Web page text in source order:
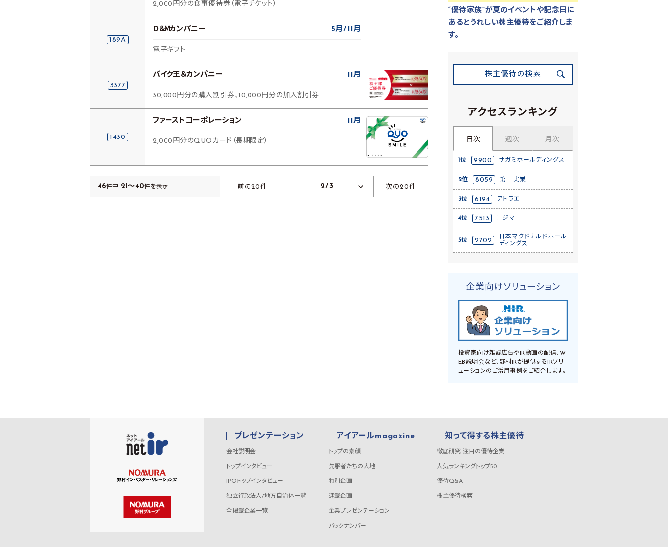
2,000円分の食事優待券（電子チケット）
189A
Ｄ＆Ｍカンパニー 5月 11月
電子ギフト
3377
バイク王＆カンパニー 11月
30,000円分の購入割引券、10,000円分の加入割引券
1430
ファーストコーポレーション 11月
2,000円分のQUOカード（長期限定）
46件中 21～40件を表示 前の20件 2/3 次の20件
“優待家族”が夏のイベントや記念日に
あるとうれしい株主優待をご紹介しま
す。
株主優待の検索
アクセスランキング
日次 週次 月次
1位 9900 サガミホールディングス
2位 8059 第一実業
3位 6194 アトラエ
4位 7513 コジマ
5位 2702
日本マクドナルドホール
ディングス
企業向けソリューション
投資家向け雑誌広告やIR動画の配信、W
EB説明会など、野村IRが提供するIRソリ
ューションのご活用事例をご紹介します。
プレゼンテーション
会社説明会
トップインタビュー
IPOトップインタビュー
独立行政法人/地方自治体一覧
全掲載企業一覧
アイアールmagazine
トップの素顔
先駆者たちの大地
特別企画
連載企画
企業プレゼンテーション
バックナンバー
知って得する株主優待
徹底研究 注目の優待企業
人気ランキングトップ50
優待Q&A
株主優待検索